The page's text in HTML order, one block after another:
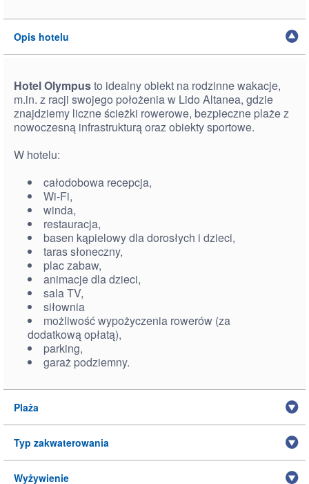
Opis hotelu
Hotel Olympusto idealny obiekt na rodzinne wakacje,
m.in. z racji swojego położenia w Lido Altanea, gdzie
znajdziemy liczne ścieżki rowerowe, bezpieczne plaże z
nowoczesną infrastrukturą oraz obiekty sportowe.
W hotelu:
całodobowa recepcja,
Wi-Fi,
winda,
restauracja,
basen kąpielowy dla dorosłych i dzieci,
taras słoneczny,
plac zabaw,
animacje dla dzieci,
sala TV,
siłownia
możliwość wypożyczenia rowerów (za
dodatkową opłatą),
parking,
garaż podziemny.
Plaża
Typ zakwaterowania
Wyżywienie